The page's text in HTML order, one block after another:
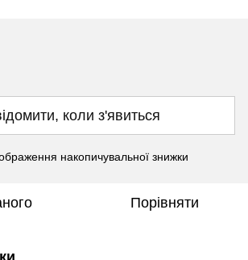
коли з'явиться
накопичувальної знижки
Порівняти